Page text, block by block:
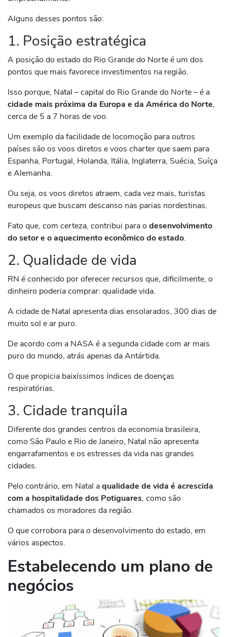
Alguns desses pontos são:
1. Posição estratégica
A posição do estado do Rio Grande do Norte é um dos
pontos que mais favorece investimentos na região.
Isso porque, Natal – capital do Rio Grande do Norte – é a
cidade mais próxima da Europa e da América do Norte,
cerca de 5 a 7 horas de voo.
Um exemplo da facilidade de locomoção para outros
países são os voos diretos e voos charter que saem para
Espanha, Portugal, Holanda, Itália, Inglaterra, Suécia, Suíça
e Alemanha.
Ou seja, os voos diretos atraem, cada vez mais, turistas
europeus que buscam descanso nas parias nordestinas.
Fato que, com certeza, contribui para o desenvolvimento
do setor e o aquecimento econômico do estado.
2. Qualidade de vida
RN é conhecido por oferecer recursos que, dificilmente, o
dinheiro poderia comprar: qualidade vida.
A cidade de Natal apresenta dias ensolarados, 300 dias de
muito sol e ar puro.
De acordo com a NASA é a segunda cidade com ar mais
puro do mundo, atrás apenas da Antártida.
O que propicia baixíssimos índices de doenças
respiratórias.
3. Cidade tranquila
Diferente dos grandes centros da economia brasileira,
como São Paulo e Rio de Janeiro, Natal não apresenta
engarrafamentos e os estresses da vida nas grandes
cidades.
Pelo contrário, em Natal aqualidade de vida é acrescida
com a hospitalidade dos Potiguares, como são
chamados os moradores da região.
O que corrobora para o desenvolvimento do estado, em
vários aspectos.
Estabelecendo um plano de
negócios